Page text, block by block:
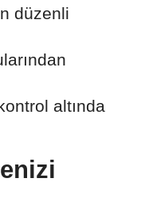
düzenli
altında